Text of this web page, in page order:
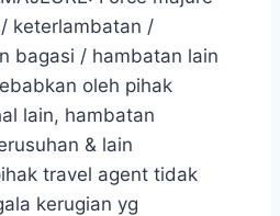
keterlambatan /
bagasi / hambatan lain
oleh pihak
lain, hambatan
& lain
travel agent tidak
kerugian yg